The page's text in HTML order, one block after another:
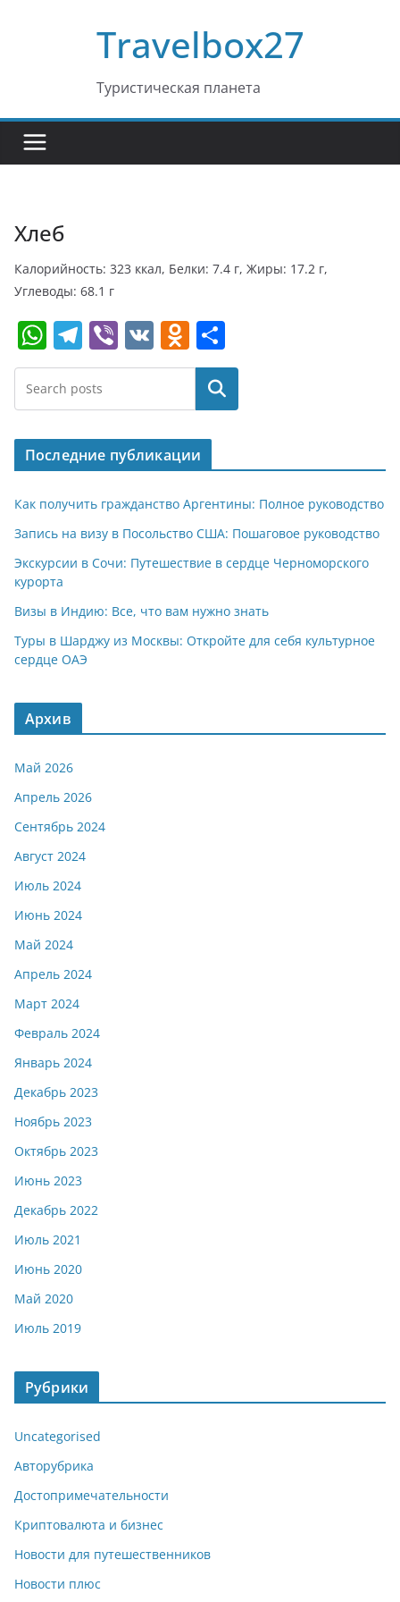
Travelbox27
Туристическая планета
Хлеб
Калорийность: 323 ккал, Белки: 7.4 г, Жиры: 17.2 г,
Углеводы: 68.1 г
W
h
at
s
A
p
p
T
el
e
gr
a
m
Vi
b
V
K
O
d
o
kl
a
ss
ni
ki
т
п
р
в
и
т
ь
Поиск
Последние публикации
Как получить гражданство Аргентины: Полное руководство
Запись на визу в Посольство США: Пошаговое руководство
Экскурсии в Сочи: Путешествие в сердце Черноморского
курорта
Визы в Индию: Все, что вам нужно знать
Туры в Шарджу из Москвы: Откройте для себя культурное
сердце ОАЭ
Архив
Май 2026
Апрель 2026
Сентябрь 2024
Август 2024
Июль 2024
Июнь 2024
Май 2024
Апрель 2024
Март 2024
Февраль 2024
Январь 2024
Декабрь 2023
Ноябрь 2023
Октябрь 2023
Июнь 2023
Декабрь 2022
Июль 2021
Июнь 2020
Май 2020
Июль 2019
Рубрики
Uncategorised
Авторубрика
Достопримечательности
Криптовалюта и бизнес
Новости для путешественников
Новости плюс